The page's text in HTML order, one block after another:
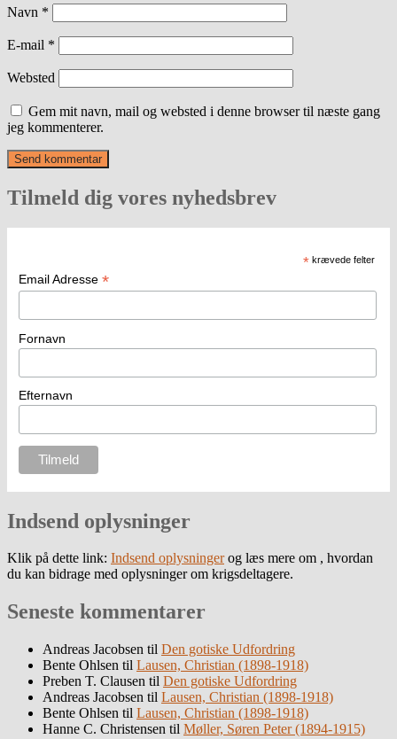
Navn *
E-mail *
Websted
Gem mit navn, mail og websted i denne browser til næste gang
jeg kommenterer.
Tilmeld dig vores nyhedsbrev
* krævede felter
Email Adresse *
Fornavn
Efternavn
Indsend oplysninger
Klik på dette link: Indsend oplysningerog læs mere om , hvordan
du kan bidrage med oplysninger om krigsdeltagere.
Seneste kommentarer
Andreas Jacobsen til Den gotiske Udfordring
Bente Ohlsen til Lausen, Christian (1898-1918)
Preben T. Clausen til Den gotiske Udfordring
Andreas Jacobsen til Lausen, Christian (1898-1918)
Bente Ohlsen til Lausen, Christian (1898-1918)
Hanne C. Christensen til Møller, Søren Peter (1894-1915)